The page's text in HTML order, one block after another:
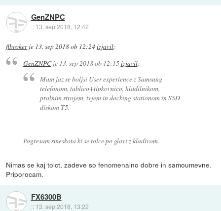
GenZNPC
:: 13. sep 2018, 12:42
flbrokerje 13. sep 2018 ob 12:24izjavil:
GenZNPCje 13. sep 2018 ob 12:15izjavil:
Mam jaz se boljsi User experience z Samsung
telefonom, tablico+tipkovnico, hladilnikom,
pralnim strojem, tvjem in docking stationom in SSD
diskom T5.
Pogresam smeskota ki se tolce po glavi z kladivom.
Nimas se kaj tolct, zadeve so fenomenalno dobre in samoumevne.
Priporocam.
FX6300B
:: 13. sep 2018, 13:22